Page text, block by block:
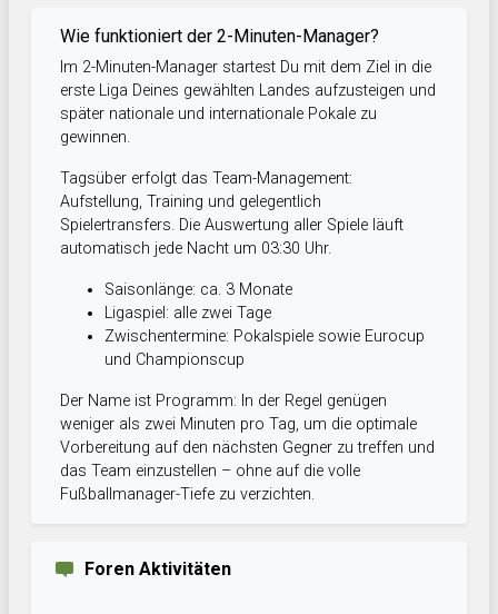
Wie funktioniert der 2-Minuten-Manager?
Im 2-Minuten-Manager startest Du mit dem Ziel in die
erste Liga Deines gewählten Landes aufzusteigen und
später nationale und internationale Pokale zu
gewinnen.
Tagsüber erfolgt das Team-Management:
Aufstellung, Training und gelegentlich
Spielertransfers. Die Auswertung aller Spiele läuft
automatisch jede Nacht um 03:30 Uhr.
Saisonlänge: ca. 3 Monate
Ligaspiel: alle zwei Tage
Zwischentermine: Pokalspiele sowie Eurocup
und Championscup
Der Name ist Programm: In der Regel genügen
weniger als zwei Minuten pro Tag, um die optimale
Vorbereitung auf den nächsten Gegner zu treffen und
das Team einzustellen – ohne auf die volle
Fußballmanager-Tiefe zu verzichten.
Foren Aktivitäten